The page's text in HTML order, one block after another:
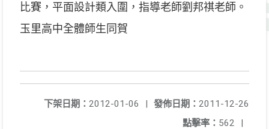
比賽，平面設計類入圍，指導老師劉邦祺老師。
玉里高中全體師生同賀
發佈日期： 2011-12-26
下架日期： 2012-01-06
|
點擊率： 562 |